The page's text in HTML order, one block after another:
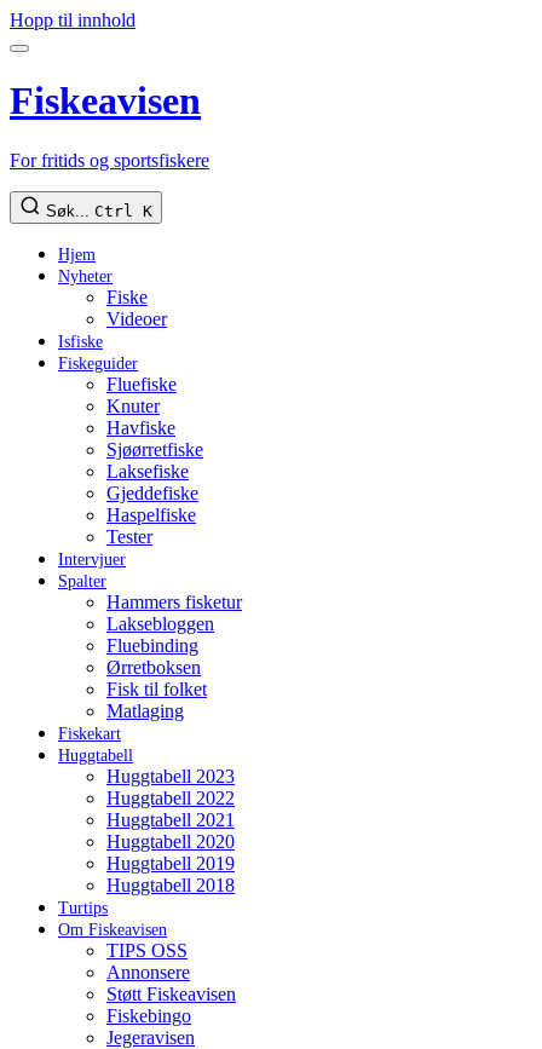
Hopp til innhold
Fiskeavisen
For fritids og sportsfiskere
Søk... Ctrl K
Hjem
Nyheter
Fiske
Videoer
Isfiske
Fiskeguider
Fluefiske
Knuter
Havfiske
Sjøørretfiske
Laksefiske
Gjeddefiske
Haspelfiske
Tester
Intervjuer
Spalter
Hammers fisketur
Laksebloggen
Fluebinding
Ørretboksen
Fisk til folket
Matlaging
Fiskekart
Huggtabell
Huggtabell 2023
Huggtabell 2022
Huggtabell 2021
Huggtabell 2020
Huggtabell 2019
Huggtabell 2018
Turtips
Om Fiskeavisen
TIPS OSS
Annonsere
Støtt Fiskeavisen
Fiskebingo
Jegeravisen